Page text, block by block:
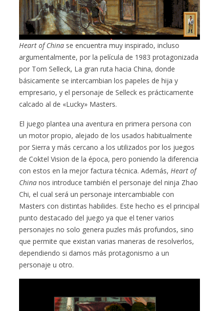
Heart of China se encuentra muy inspirado, incluso
argumentalmente, por la película de 1983 protagonizada
por Tom Selleck, La gran ruta hacia China, donde
básicamente se intercambian los papeles de hija y
empresario, y el personaje de Selleck es prácticamente
calcado al de «Lucky» Masters.
El juego plantea una aventura en primera persona con
un motor propio, alejado de los usados habitualmente
por Sierra y más cercano a los utilizados por los juegos
de Coktel Vision de la época, pero poniendo la diferencia
con estos en la mejor factura técnica. Además, Heart of
China nos introduce también el personaje del ninja Zhao
Chi, el cual será un personaje intercambiable con
Masters con distintas habilides. Este hecho es el principal
punto destacado del juego ya que el tener varios
personajes no solo genera puzles más profundos, sino
que permite que existan varias maneras de resolverlos,
dependiendo si damos más protagonismo a un
personaje u otro.